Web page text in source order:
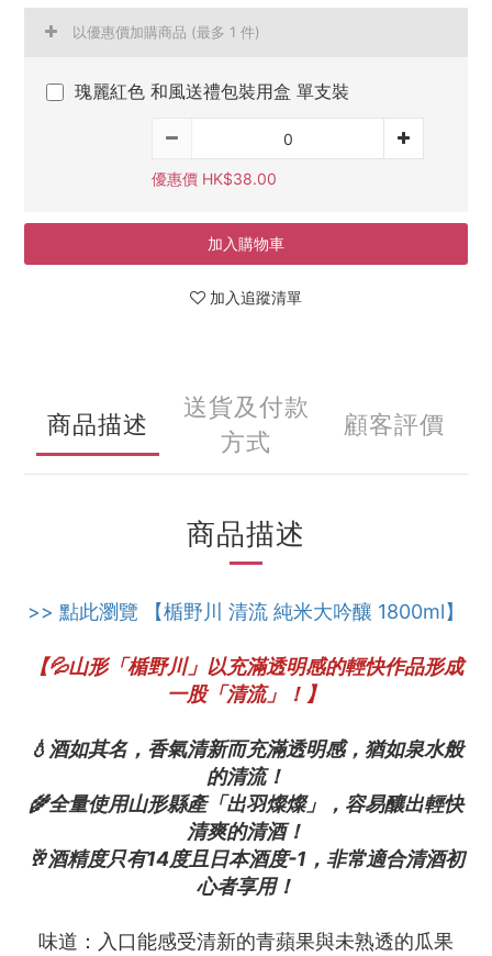
以優惠價加購商品 (最多 1 件)
瑰麗紅色 和風送禮包裝用盒 單支裝
優惠價 HK$38.00
加入購物車
加入追蹤清單
商品描述
送貨及付款
方式
顧客評價
商品描述
>> 點此瀏覽 【楯野川 清流 純米大吟釀 1800ml】
【💦山形「楯野川」以充滿透明感的輕快作品形成
一股「清流」！】
💧酒如其名，香氣清新而充滿透明感，猶如泉水般
的清流！
🌾全量使用山形縣產「出羽燦燦」，容易釀出輕快
清爽的清酒！
🥂酒精度只有14度且日本酒度-1，非常適合清酒初
心者享用！
味道：入口能感受清新的青蘋果與未熟透的瓜果